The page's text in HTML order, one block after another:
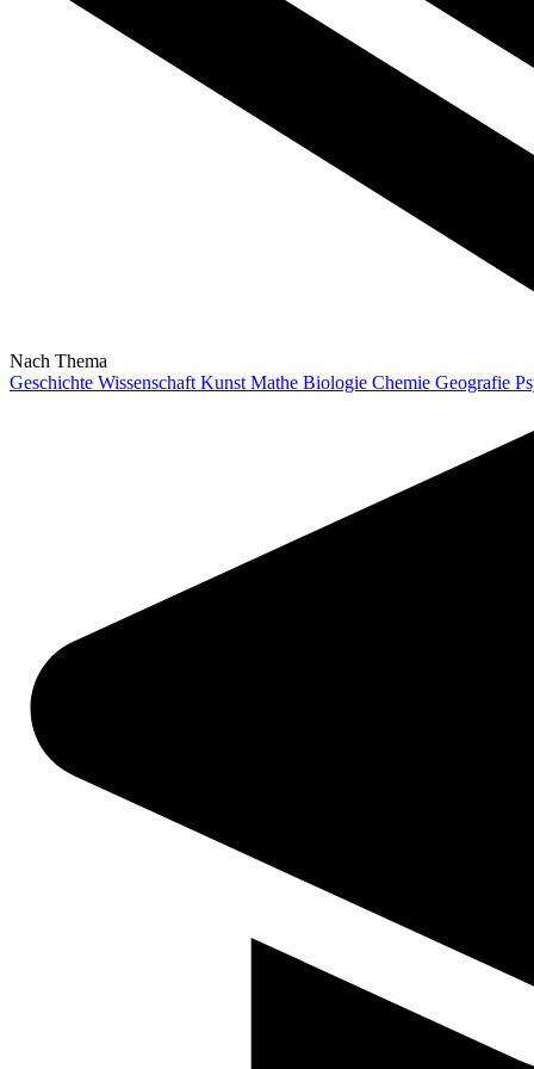
Nach Thema
Geschichte Wissenschaft Kunst Mathe Biologie Chemie Geografie